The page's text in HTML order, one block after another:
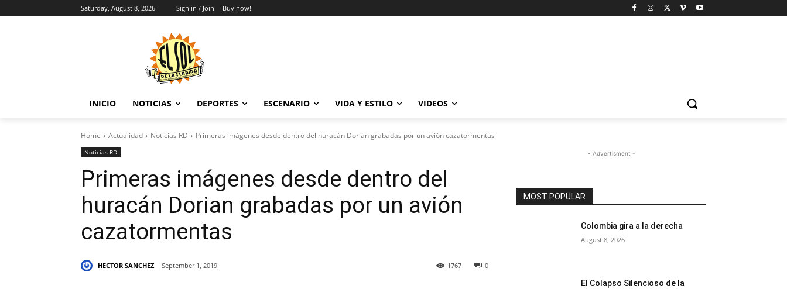
Saturday, August 8, 2026 Sign in / Join Buy now!
INICIO NOTICIAS DEPORTES ESCENARIO VIDA Y ESTILO VIDEOS
Home Actualidad Noticias RD Primeras imágenes desde dentro del huracán Dorian grabadas por un avión cazatormentas
Noticias RD
Primeras imágenes desde dentro del
huracán Dorian grabadas por un avión
cazatormentas
HECTOR SANCHEZ September 1, 2019 0
1767
- Advertisment -
MOST POPULAR
Colombia gira a la derecha
August 8, 2026
El Colapso Silencioso de la